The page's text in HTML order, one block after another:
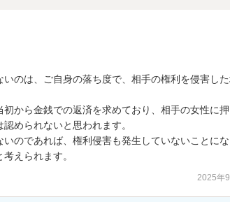
のは、ご自身の落ち度で、相手の権利を侵害し
から金銭での返済を求めており、相手の女性に
められないと思われます。
のであれば、権利侵害も発生していないことにな
えられます。
2025年